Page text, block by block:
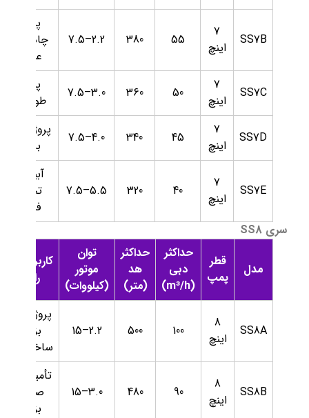
SS7B
7
اینچ
55
380
2.2–7.5
پمپاژ
چاه‌های
عمیق
SS7C
7
اینچ
50
360
3.0–7.5
پمپاژ
طولانی
SS7D
7
اینچ
45
340
4.0–7.5
پروژه‌های
بزرگ
SS7E
7
اینچ
40
320
5.5–7.5
آبیاری
تحت
فشار
سری SS8
مدل
قطر
پمپ
حداکثر
دبی
(m³/h)
حداکثر
هد
(متر)
توان
موتور
(کیلووات)
کاربردهای
رایج
SS8A
8
اینچ
100
500
2.2–15
پروژه‌های
بزرگ
ساختمانی
SS8B
8
اینچ
90
480
3.0–15
تأمین آب
صنایع
بزرگ